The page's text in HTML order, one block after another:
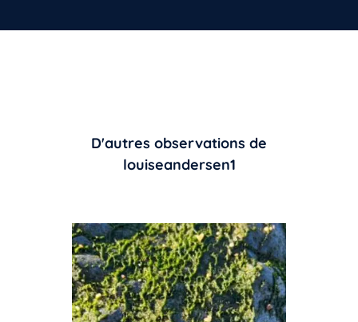
D'autres observations de
louiseandersen1